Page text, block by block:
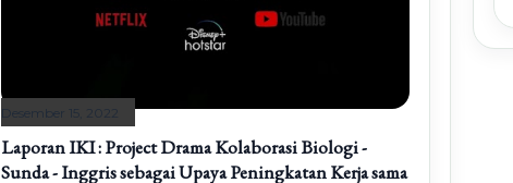
Desember 15, 2022
Laporan IKI : Project Drama Kolaborasi Biologi -
Sunda - Inggris sebagai Upaya Peningkatan Kerja sama